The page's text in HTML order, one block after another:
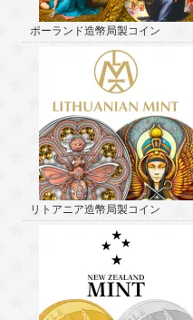
ポーランド造幣局製コイン
リトアニア造幣局製コイン